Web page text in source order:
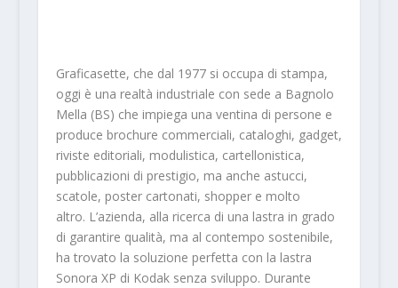
Graficasette, che dal 1977 si occupa di stampa,
oggi è una realtà industriale con sede a Bagnolo
Mella (BS) che impiega una ventina di persone e
produce brochure commerciali, cataloghi, gadget,
riviste editoriali, modulistica, cartellonistica,
pubblicazioni di prestigio, ma anche astucci,
scatole, poster cartonati, shopper e molto
altro. L’azienda, alla ricerca di una lastra in grado
di garantire qualità, ma al contempo sostenibile,
ha trovato la soluzione perfetta con la lastra
Sonora XP di Kodak senza sviluppo. Durante